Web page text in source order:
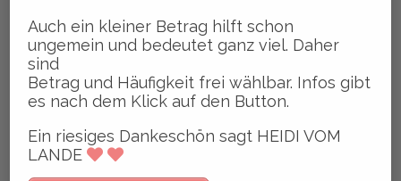
Auch ein kleiner Betrag hilft schon
ungemein und bedeutet ganz viel. Daher
sind
Betrag und Häufigkeit frei wählbar. Infos gibt
es nach dem Klick auf den Button.
Ein riesiges Dankeschön sagt HEIDI VOM
LANDE